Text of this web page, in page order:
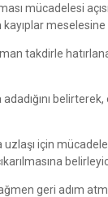
mücadelesi
kayıplar
takdirle
adadığını
uzlaşı için
geri adım